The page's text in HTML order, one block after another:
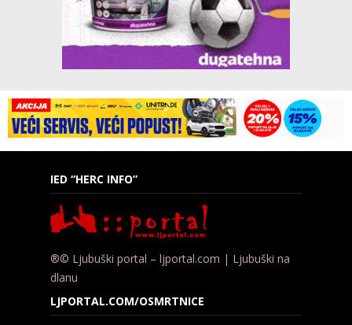
IED “HERC INFO”
®© Ljubuški portal – ljportal.com | Ljubuški na
dlanu
LJPORTAL.COM/OSMRTNICE